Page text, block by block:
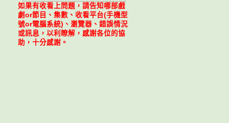
如果有收看上問題，請告知哪部戲
劇or節目、集數、收看平台(手機型
號or電腦系統)、瀏覽器、錯誤情況
或訊息，以利瞭解，感謝各位的協
助，十分感謝。